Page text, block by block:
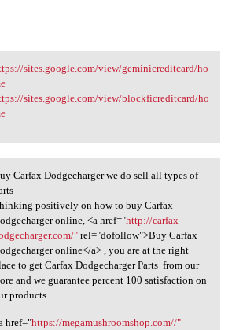
sites.google.com/view
sites.google.com/view/geminicreditcard/ho
sites.google.com/view/blockficreditcard/ho
Carfax Dodgecharger we
Carfax Dodgecharger we do sell all types of
positively on how to buy Carfax
online, <a href="http://carfax-
"rel="dofollow">Buy Carfax
online</a> , you are at the right
to get Carfax Dodgecharger Parts from our
and we guarantee percent 100 satisfaction on
products.
href="https://megamushroomshop.com//"